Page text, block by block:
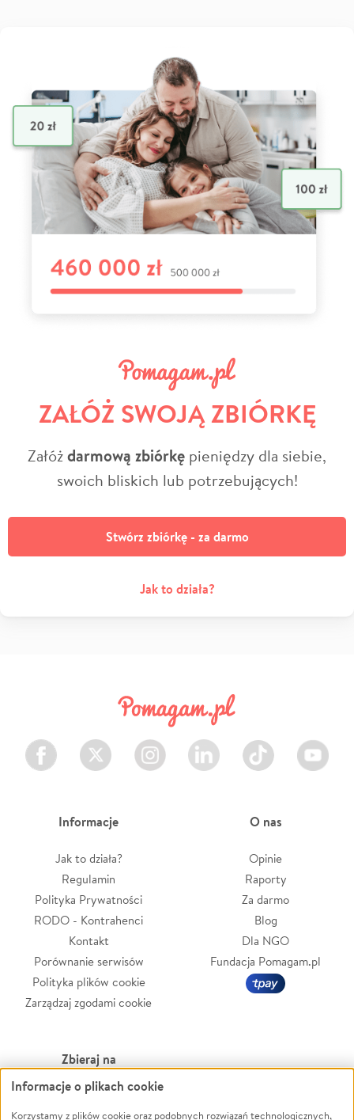
ZAŁÓŻ SWOJĄ ZBIÓRKĘ
Załóżdarmową zbiórkę pieniędzy dla siebie,
swoich bliskich lub potrzebujących!
Stwórz zbiórkę - za darmo
Jak to działa?
Facebook Twitter Instagram LinkedIn TikTok Youtube
Informacje
Jak to działa?
Regulamin
Polityka Prywatności
RODO - Kontrahenci
Kontakt
Porównanie serwisów
Polityka plików cookie
Zarządzaj zgodami cookie
O nas
Opinie
Raporty
Za darmo
Blog
Dla NGO
Fundacja Pomagam.pl
Zbieraj na
Leczenie
Zwierzęta
Powódź
Informacje o plikach cookie
Korzystamy z plików cookie oraz podobnych rozwiązań technologicznych,